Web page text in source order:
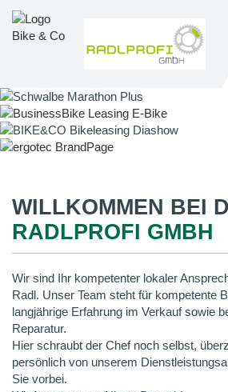
WILLKOMMEN BEI
RADLPROFI GMBH
Wir sind Ihr kompetenter lokaler
Radl. Unser Team steht für kompetente
langjährige Erfahrung im Verkauf sowie
Reparatur.
Hier schraubt der Chef noch selbst,
persönlich von unserem
Sie vorbei.